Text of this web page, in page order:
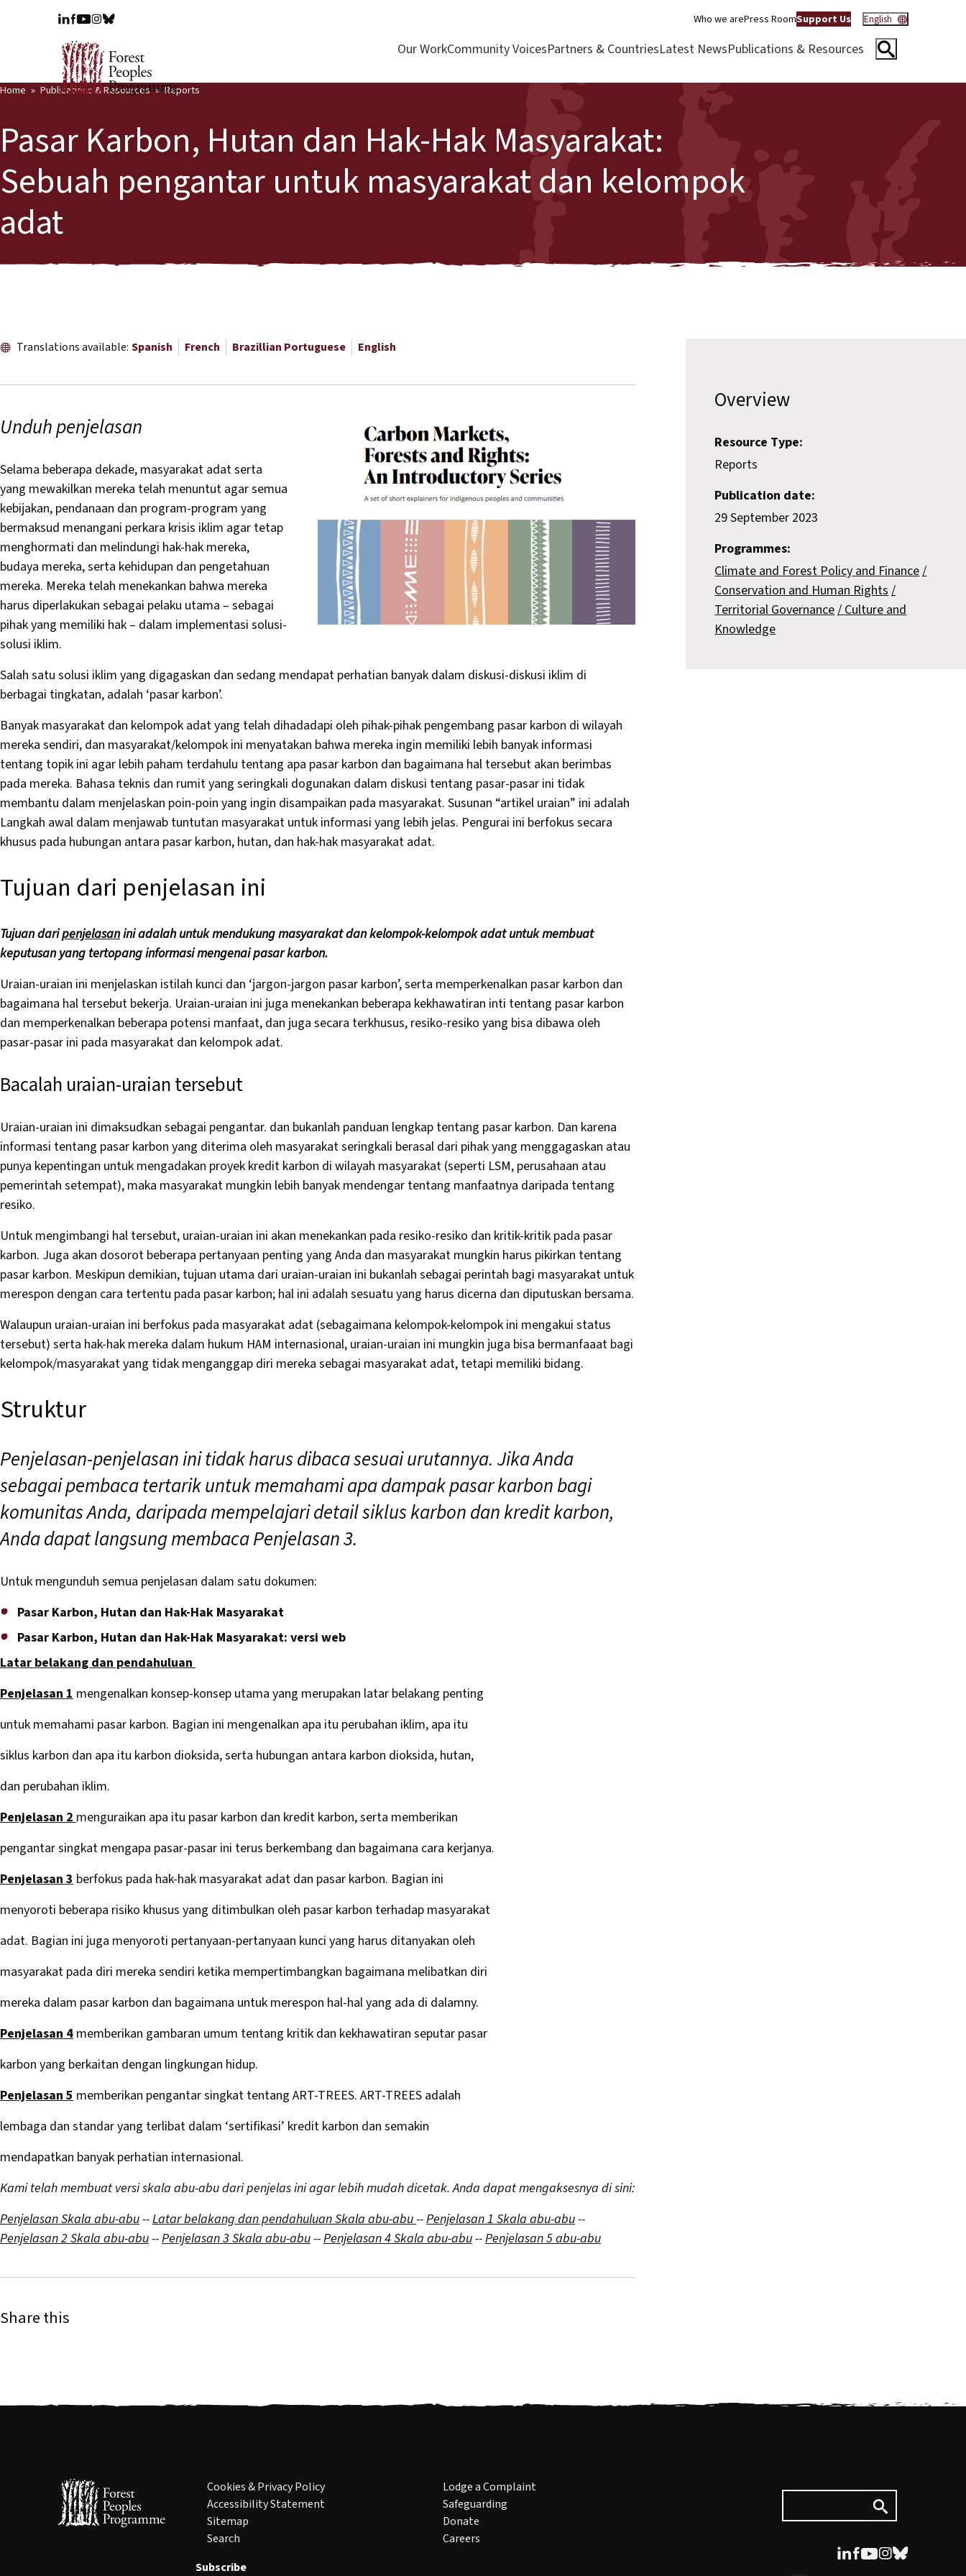
Who we arePress RoomSupport Us English
Our WorkCommunity VoicesPartners & CountriesLatest NewsPublications & Resources
Home Publications & Resources Reports
Pasar Karbon, Hutan dan Hak-Hak Masyarakat:
Sebuah pengantar untuk masyarakat dan kelompok
adat
Translations available: Spanish French Brazillian Portuguese English
Unduh penjelasan
Selama beberapa dekade, masyarakat adat serta
yang mewakilkan mereka telah menuntut agar semua
kebijakan, pendanaan dan program-program yang
bermaksud menangani perkara krisis iklim agar tetap
menghormati dan melindungi hak-hak mereka,
budaya mereka, serta kehidupan dan pengetahuan
mereka. Mereka telah menekankan bahwa mereka
harus diperlakukan sebagai pelaku utama – sebagai
pihak yang memiliki hak – dalam implementasi solusi-
solusi iklim.
Salah satu solusi iklim yang digagaskan dan sedang mendapat perhatian banyak dalam diskusi-diskusi iklim di
berbagai tingkatan, adalah ‘pasar karbon’.
Banyak masyarakat dan kelompok adat yang telah dihadadapi oleh pihak-pihak pengembang pasar karbon di wilayah
mereka sendiri, dan masyarakat/kelompok ini menyatakan bahwa mereka ingin memiliki lebih banyak informasi
tentang topik ini agar lebih paham terdahulu tentang apa pasar karbon dan bagaimana hal tersebut akan berimbas
pada mereka. Bahasa teknis dan rumit yang seringkali dogunakan dalam diskusi tentang pasar-pasar ini tidak
membantu dalam menjelaskan poin-poin yang ingin disampaikan pada masyarakat. Susunan “artikel uraian” ini adalah
Langkah awal dalam menjawab tuntutan masyarakat untuk informasi yang lebih jelas. Pengurai ini berfokus secara
khusus pada hubungan antara pasar karbon, hutan, dan hak-hak masyarakat adat.
Tujuan dari penjelasan ini
Tujuan daripenjelasanini adalah untuk mendukung masyarakat dan kelompok-kelompok adat untuk membuat
keputusan yang tertopang informasi mengenai pasar karbon.
Uraian-uraian ini menjelaskan istilah kunci dan ‘jargon-jargon pasar karbon’, serta memperkenalkan pasar karbon dan
bagaimana hal tersebut bekerja. Uraian-uraian ini juga menekankan beberapa kekhawatiran inti tentang pasar karbon
dan memperkenalkan beberapa potensi manfaat, dan juga secara terkhusus, resiko-resiko yang bisa dibawa oleh
pasar-pasar ini pada masyarakat dan kelompok adat.
Bacalah uraian-uraian tersebut
Uraian-uraian ini dimaksudkan sebagai pengantar. dan bukanlah panduan lengkap tentang pasar karbon. Dan karena
informasi tentang pasar karbon yang diterima oleh masyarakat seringkali berasal dari pihak yang menggagaskan atau
punya kepentingan untuk mengadakan proyek kredit karbon di wilayah masyarakat (seperti LSM, perusahaan atau
pemerintah setempat), maka masyarakat mungkin lebih banyak mendengar tentang manfaatnya daripada tentang
resiko.
Untuk mengimbangi hal tersebut, uraian-uraian ini akan menekankan pada resiko-resiko dan kritik-kritik pada pasar
karbon. Juga akan dosorot beberapa pertanyaan penting yang Anda dan masyarakat mungkin harus pikirkan tentang
pasar karbon. Meskipun demikian, tujuan utama dari uraian-uraian ini bukanlah sebagai perintah bagi masyarakat untuk
merespon dengan cara tertentu pada pasar karbon; hal ini adalah sesuatu yang harus dicerna dan diputuskan bersama.
Walaupun uraian-uraian ini berfokus pada masyarakat adat (sebagaimana kelompok-kelompok ini mengakui status
tersebut) serta hak-hak mereka dalam hukum HAM internasional, uraian-uraian ini mungkin juga bisa bermanfaaat bagi
kelompok/masyarakat yang tidak menganggap diri mereka sebagai masyarakat adat, tetapi memiliki bidang.
Struktur
Penjelasan-penjelasan ini tidak harus dibaca sesuai urutannya. Jika Anda
sebagai pembaca tertarik untuk memahami apa dampak pasar karbon bagi
komunitas Anda, daripada mempelajari detail siklus karbon dan kredit karbon,
Anda dapat langsung membaca Penjelasan 3.
Untuk mengunduh semua penjelasan dalam satu dokumen:
Pasar Karbon, Hutan dan Hak-Hak Masyarakat
Pasar Karbon, Hutan dan Hak-Hak Masyarakat: versi web
Latar belakang dan pendahuluan
Penjelasan 1 mengenalkan konsep-konsep utama yang merupakan latar belakang penting
untuk memahami pasar karbon. Bagian ini mengenalkan apa itu perubahan iklim, apa itu
siklus karbon dan apa itu karbon dioksida, serta hubungan antara karbon dioksida, hutan,
dan perubahan iklim.
Penjelasan 2 menguraikan apa itu pasar karbon dan kredit karbon, serta memberikan
pengantar singkat mengapa pasar-pasar ini terus berkembang dan bagaimana cara kerjanya.
Penjelasan 3 berfokus pada hak-hak masyarakat adat dan pasar karbon. Bagian ini
menyoroti beberapa risiko khusus yang ditimbulkan oleh pasar karbon terhadap masyarakat
adat. Bagian ini juga menyoroti pertanyaan-pertanyaan kunci yang harus ditanyakan oleh
masyarakat pada diri mereka sendiri ketika mempertimbangkan bagaimana melibatkan diri
mereka dalam pasar karbon dan bagaimana untuk merespon hal-hal yang ada di dalamny.
Penjelasan 4 memberikan gambaran umum tentang kritik dan kekhawatiran seputar pasar
karbon yang berkaitan dengan lingkungan hidup.
Penjelasan 5 memberikan pengantar singkat tentang ART-TREES. ART-TREES adalah
lembaga dan standar yang terlibat dalam ‘sertifikasi’ kredit karbon dan semakin
mendapatkan banyak perhatian internasional.
Kami telah membuat versi skala abu-abu dari penjelas ini agar lebih mudah dicetak. Anda dapat mengaksesnya di sini:
Penjelasan Skala abu-abu--Latar belakang dan pendahuluan Skala abu-abu--Penjelasan 1 Skala abu-abu--
Penjelasan 2 Skala abu-abu--Penjelasan 3 Skala abu-abu--Penjelasan 4 Skala abu-abu--Penjelasan 5 abu-abu
Share this
Overview
Resource Type:
Reports
Publication date:
29 September 2023
Programmes:
Climate and Forest Policy and Finance
Conservation and Human Rights
Territorial Governance Culture and
Knowledge
Cookies & Privacy Policy
Accessibility Statement
Sitemap
Search
Lodge a Complaint
Safeguarding
Donate
Careers
Subscribe